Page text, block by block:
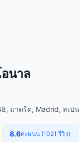
อนาล
มาดริด, Madrid, สเปน
8.6คะแนน (1021 รีวิว)